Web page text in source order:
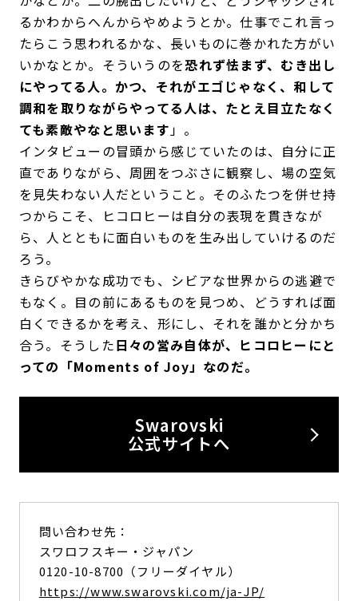
るかわからへんからやめようとか。仕事でこれ言っ
たらこう思われるかな、長いものに巻かれた方がい
いかなとか。そういうのを恐れず怯まず、むき出し
にやってる人。かつ、それがエゴじゃなく、和して
調和を取りながらやってる人は、たとえ目立たなく
ても素敵やなと思います」。
インタビューの冒頭から感じていたのは、自分に正
直でありながら、周囲をつぶさに観察し、場の空気
を見失わない人だということ。そのふたつを併せ持
つからこそ、ヒコロヒーは自分の表現を貫きなが
ら、人とともに面白いものを生み出していけるのだ
ろう。
きらびやかな成功でも、シビアな世界からの逃避で
もなく。目の前にあるものを見つめ、どうすれば面
白くできるかを考え、形にし、それを誰かと分かち
合う。そうした日々の営み自体が、ヒコロヒーにと
っての「Moments of Joy」なのだ。
Swarovski
公式サイトへ
問い合わせ先：
スワロフスキー・ジャパン
0120-10-8700（フリーダイヤル）
https://www.swarovski.com/ja-JP/